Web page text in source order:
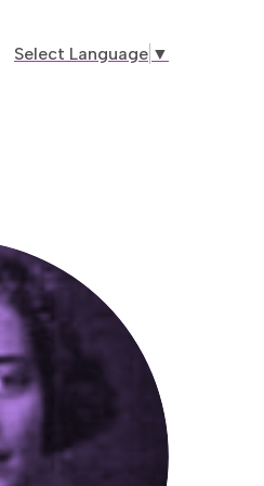
Select Language ▼